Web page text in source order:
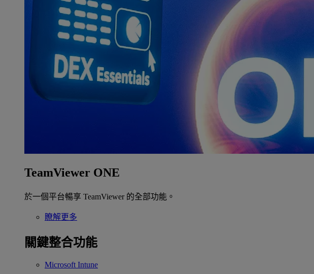
TeamViewer ONE
於一個平台暢享 TeamViewer 的全部功能。
瞭解更多
關鍵整合功能
Microsoft Intune